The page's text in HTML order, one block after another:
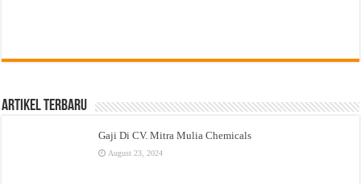
Artikel Terbaru
Gaji Di CV. Mitra Mulia Chemicals
August 23, 2024